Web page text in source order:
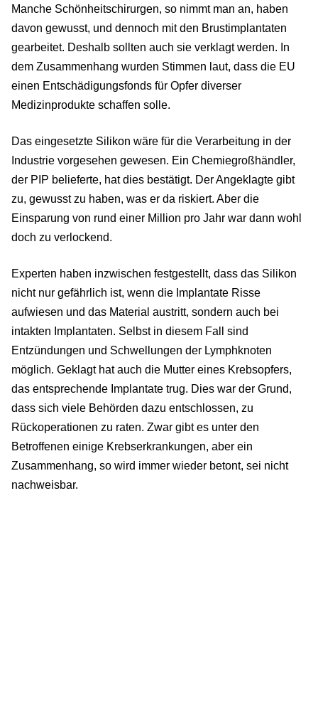
Manche Schönheitschirurgen, so nimmt man an, haben
davon gewusst, und dennoch mit den Brustimplantaten
gearbeitet. Deshalb sollten auch sie verklagt werden. In
dem Zusammenhang wurden Stimmen laut, dass die EU
einen Entschädigungsfonds für Opfer diverser
Medizinprodukte schaffen solle.
Das eingesetzte Silikon wäre für die Verarbeitung in der
Industrie vorgesehen gewesen. Ein Chemiegroßhändler,
der PIP belieferte, hat dies bestätigt. Der Angeklagte gibt
zu, gewusst zu haben, was er da riskiert. Aber die
Einsparung von rund einer Million pro Jahr war dann wohl
doch zu verlockend.
Experten haben inzwischen festgestellt, dass das Silikon
nicht nur gefährlich ist, wenn die Implantate Risse
aufwiesen und das Material austritt, sondern auch bei
intakten Implantaten. Selbst in diesem Fall sind
Entzündungen und Schwellungen der Lymphknoten
möglich. Geklagt hat auch die Mutter eines Krebsopfers,
das entsprechende Implantate trug. Dies war der Grund,
dass sich viele Behörden dazu entschlossen, zu
Rückoperationen zu raten. Zwar gibt es unter den
Betroffenen einige Krebserkrankungen, aber ein
Zusammenhang, so wird immer wieder betont, sei nicht
nachweisbar.